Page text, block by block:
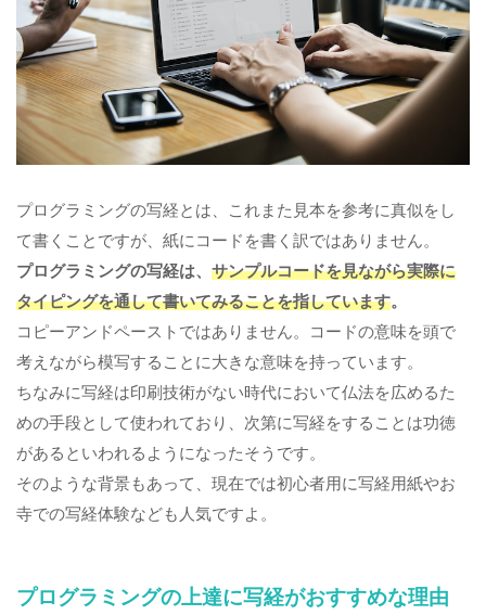
プログラミングの写経とは、これまた見本を参考に真似をし
て書くことですが、紙にコードを書く訳ではありません。
プログラミングの写経は、 サンプルコードを見ながら実際に
タイピングを通して書いてみることを指しています。
コピーアンドペーストではありません。コードの意味を頭で
考えながら模写することに大きな意味を持っています。
ちなみに写経は印刷技術がない時代において仏法を広めるた
めの手段として使われており、次第に写経をすることは功徳
があるといわれるようになったそうです。
そのような背景もあって、現在では初心者用に写経用紙やお
寺での写経体験なども人気ですよ。
プログラミングの上達に写経がおすすめな理由